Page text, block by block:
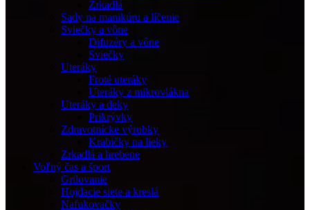
Zrkadlá
Sady na manikúru a líčenie
Sviečky a vône
Difuzéry a vône
Sviečky
Uteráky
Froté uteráky
Uteráky z mikrovlákna
Uteráky a deky
Prikrývky
Zdravotnícke výrobky
Krabičky na lieky
Zrkadlá a hrebene
Voľný čas a šport
Grilovanie
Hojdacie siete a kreslá
Nafukovačky